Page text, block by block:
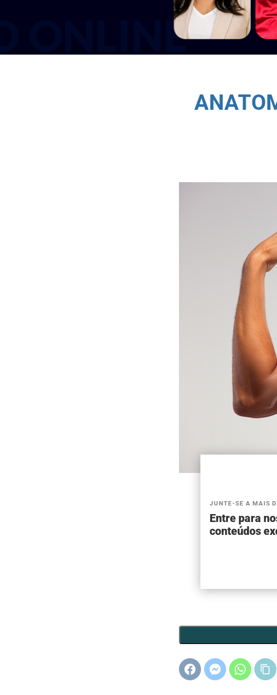
JUNTE-SE A MAIS
Entre para
conteúdos